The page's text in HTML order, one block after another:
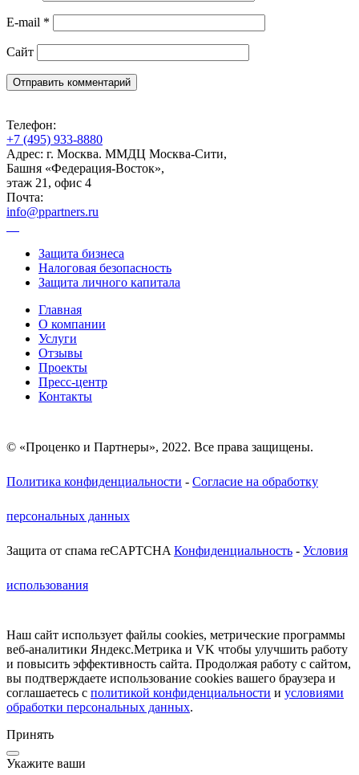
E-mail *
Сайт
Телефон:
+7 (495) 933-8880
Адрес: г. Москва. ММДЦ Москва-Сити,
Башня «Федерация-Восток»,
этаж 21, офис 4
Почта:
info@ppartners.ru
Защита бизнеса
Налоговая безопасность
Защита личного капитала
Главная
О компании
Услуги
Отзывы
Проекты
Пресс-центр
Контакты
© «Проценко и Партнеры», 2022. Все права защищены.
Политика конфиденциальности - Согласие на обработку
персональных данных
Защита от спама reCAPTCHA Конфиденциальность - Условия
использования
Наш сайт использует файлы cookies, метрические программы
веб-аналитики Яндекс.Метрика и VK чтобы улучшить работу
и повысить эффективность сайта. Продолжая работу с сайтом,
вы подтверждаете использование cookies вашего браузера и
соглашаетесь c политикой конфиденциальности и условиями
обработки персональных данных.
Принять
Укажите ваши